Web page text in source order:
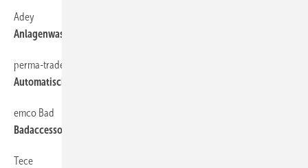
Adey
Anlagenwasseraufbereitung
perma-trade
Automatische Heizungsbefüllung mit optimiertem Display
emco Bad
Badaccessoires für Klebemontage
Tece